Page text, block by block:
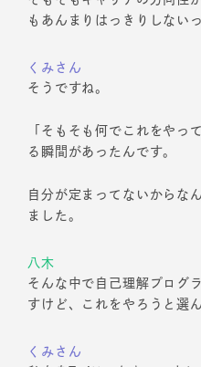
もあんまりはっきりしない
くみさん
そうですね。
「そもそも何でこれをやっ
る瞬間があったんです。
自分が定まってないからな
ました。
八木
そんな中で自己理解プログ
すけど、これをやろうと選
くみさん